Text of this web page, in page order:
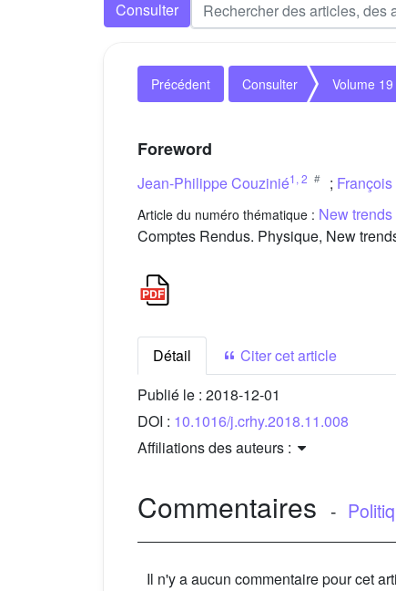
Consulter
Précédent Consulter Volume
Foreword
Jean-Philippe Couzinié1 , 2 ;
Article du numéro thématique : New
Comptes Rendus. Physique, New
Détail
Citer cet article
Publié le : 2018-12-01
DOI : 10.1016/j.crhy.2018.11.008
Affiliations des auteurs :
Commentaires -
Il n'y a aucun commentaire pour cet